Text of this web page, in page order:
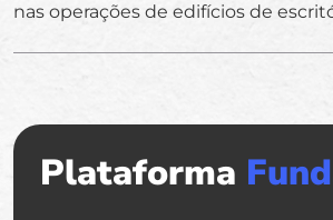
nas operações de edifícios de
Plataforma